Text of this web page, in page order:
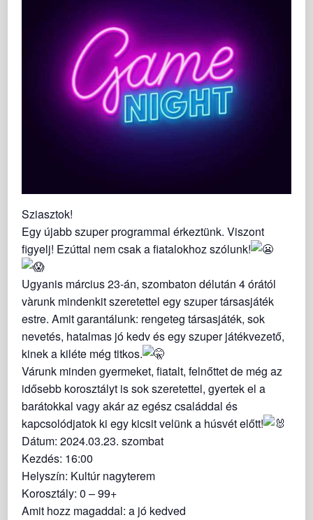
Sziasztok!
Egy újabb szuper programmal érkeztünk. Viszont
figyelj! Ezúttal nem csak a fiatalokhoz szólunk!
Ugyanis március 23-án, szombaton délután 4 órától
vàrunk mindenkit szeretettel egy szuper társasjáték
estre. Amit garantálunk: rengeteg társasjáték, sok
nevetés, hatalmas jó kedv és egy szuper játékvezető,
kinek a kiléte még titkos.
Várunk minden gyermeket, fiatalt, felnőttet de még az
idősebb korosztályt is sok szeretettel, gyertek el a
barátokkal vagy akár az egész családdal és
kapcsolódjatok ki egy kicsit velünk a húsvét előtt!
Dátum: 2024.03.23. szombat
Kezdés: 16:00
Helyszín: Kultúr nagyterem
Korosztály: 0 – 99+
Amit hozz magaddal: a jó kedved